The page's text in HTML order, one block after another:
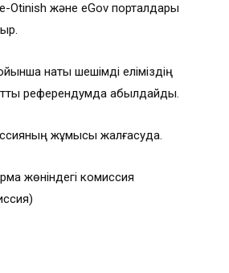
Otinish және eGov порталдары
нақты шешімді еліміздің
референдумда қабылдайды.
жұмысы жалғасуда.
жөніндегі комиссия